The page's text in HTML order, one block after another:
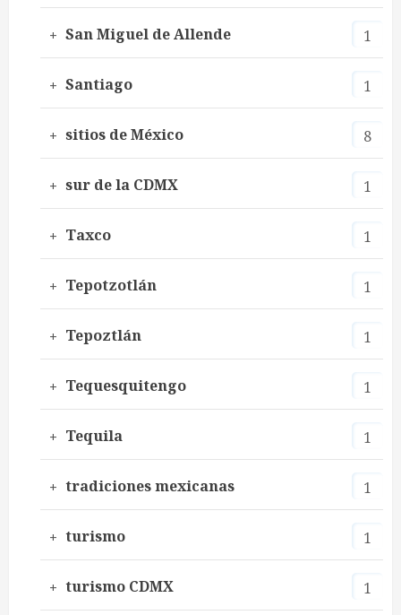
San Miguel de Allende 1
Santiago 1
sitios de México 8
sur de la CDMX 1
Taxco 1
Tepotzotlán 1
Tepoztlán 1
Tequesquitengo 1
Tequila 1
tradiciones mexicanas 1
turismo 1
turismo CDMX 1